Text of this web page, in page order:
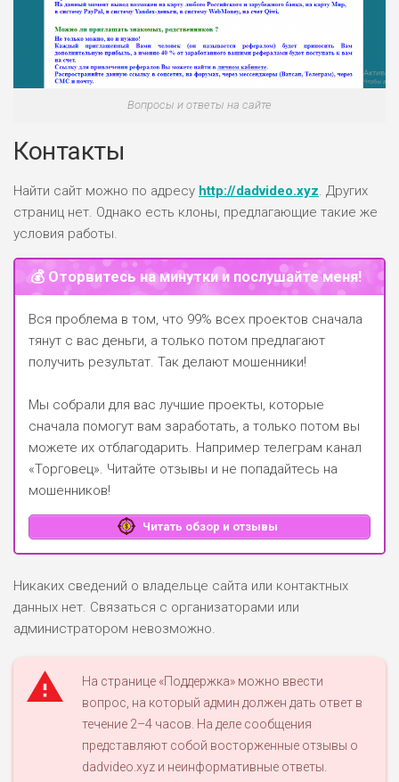
Вопросы и ответы на сайте
Контакты
Найти сайт можно по адресу http://dadvideo.xyz. Других
страниц нет. Однако есть клоны, предлагающие такие же
условия работы.
💰 Оторвитесь на минутки и послушайте меня!
Вся проблема в том, что 99% всех проектов сначала
тянут с вас деньги, а только потом предлагают
получить результат. Так делают мошенники!
Мы собрали для вас лучшие проекты, которые
сначала помогут вам заработать, а только потом вы
можете их отблагодарить. Например телеграм канал
«Торговец». Читайте отзывы и не попадайтесь на
мошенников!
Читать обзор и отзывы
Никаких сведений о владельце сайта или контактных
данных нет. Связаться с организаторами или
администратором невозможно.
На странице «Поддержка» можно ввести
вопрос, на который админ должен дать ответ в
течение 2–4 часов. На деле сообщения
представляют собой восторженные отзывы о
dadvideo.xyz и неинформативные ответы.